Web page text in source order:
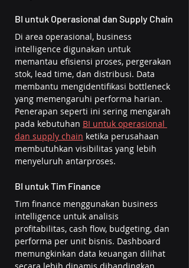
BI untuk Operasional dan Supply Chain
Di area operasional, business
intelligence digunakan untuk
memantau efisiensi proses, pergerakan
stok, lead time, dan distribusi. Data
membantu mengidentifikasi bottleneck
yang memengaruhi performa harian.
Penerapan seperti ini sering mengarah
pada kebutuhan BI untuk operasional
dan supply chain ketika perusahaan
membutuhkan visibilitas yang lebih
menyeluruh antarproses.
BI untuk Tim Finance
Tim finance menggunakan business
intelligence untuk analisis
profitabilitas, cash flow, budgeting, dan
performa per unit bisnis. Dashboard
memungkinkan data keuangan dilihat